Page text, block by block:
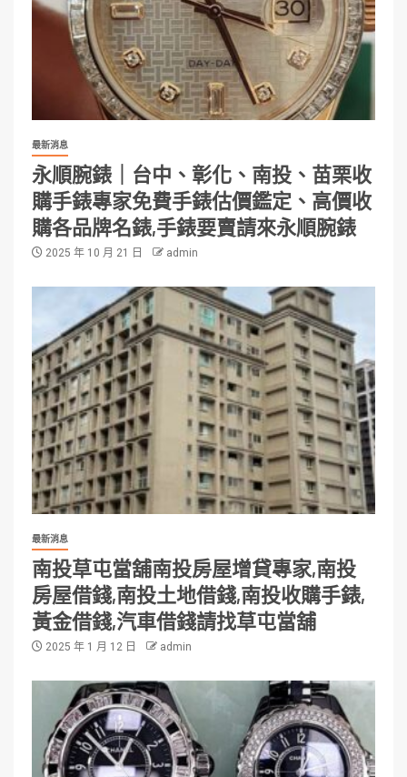
最新消息
永順腕錶｜台中、彰化、南投、苗栗收
購手錶專家免費手錶估價鑑定、高價收
購各品牌名錶,手錶要賣請來永順腕錶
2025 年 10 月 21 日 admin
最新消息
南投草屯當舖南投房屋增貸專家,南投
房屋借錢,南投土地借錢,南投收購手錶,
黃金借錢,汽車借錢請找草屯當舖
2025 年 1 月 12 日 admin